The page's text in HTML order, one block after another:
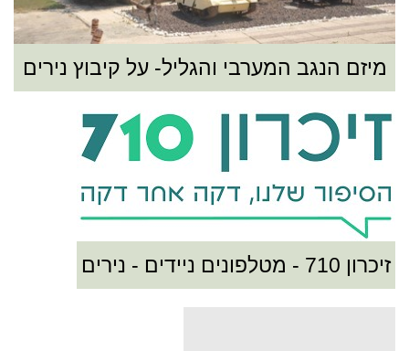
מיזם הנגב המערבי והגליל- על קיבוץ נירים
זיכרון 710 - מטלפונים ניידים - נירים